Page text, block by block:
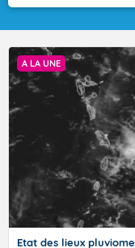
SYNTHÈSE DES
CYCLONIQUE
A LA UNE
Etat des lieux